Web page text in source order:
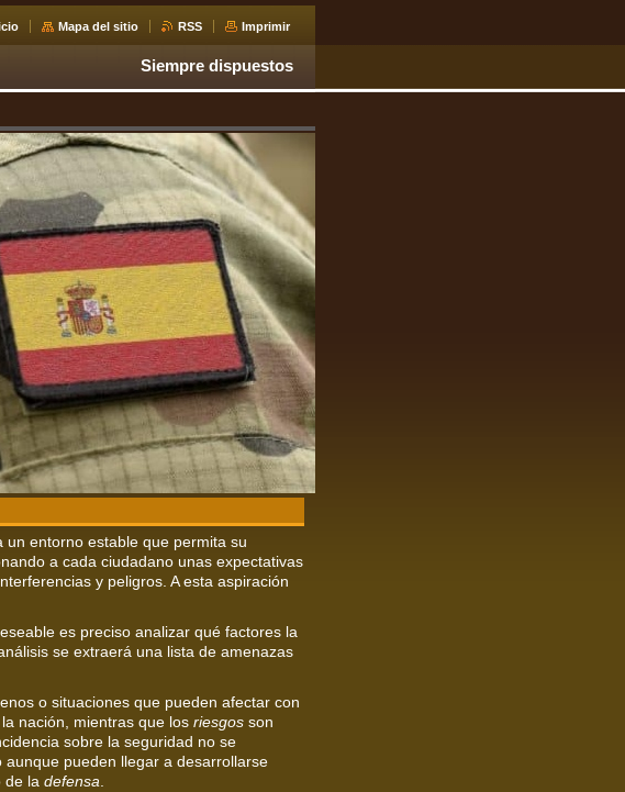
Mapa del sitio RSS Imprimir
Siempre dispuestos
un entorno estable que permita su
a cada ciudadano unas expectativas
y peligros. A esta aspiración
es preciso analizar qué factores la
se extraerá una lista de amenazas
o situaciones que pueden afectar con
nación, mientras que los riesgos son
sobre la seguridad no se
pueden llegar a desarrollarse
de la defensa